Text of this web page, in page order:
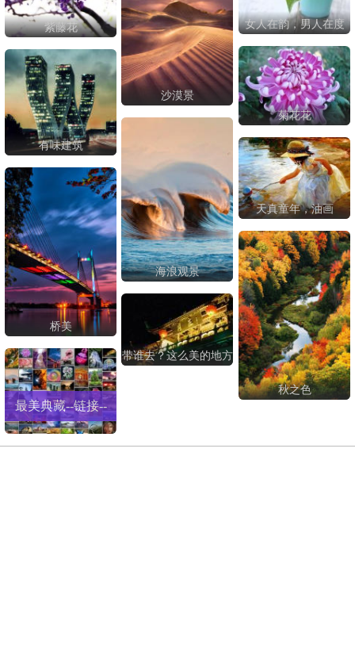
女人在韵，男人在度
紫藤花
沙漠景
菊花花
有味建筑
海浪观景
天真童年，油画
桥美
秋之色
带谁去？这么美的地方
最美典藏--链接--